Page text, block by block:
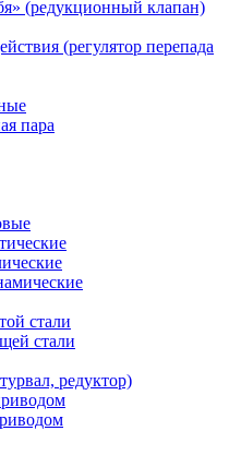
(редукционный клапан)
(регулятор перепада
пара
стали
стали
редуктор)